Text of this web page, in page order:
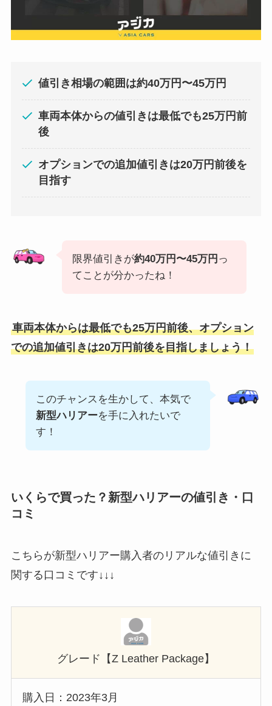
値引き相場の範囲は約40万円〜45万円
車両本体からの値引きは最低でも25万円前
後
オプションでの追加値引きは20万円前後を
目指す
限界値引きが約40万円〜45万円 っ
てことが分かったね！
車両本体からは最低でも25万円前後、オプション
での追加値引きは20万円前後を目指しましょう！
このチャンスを生かして、本気で
新型ハリアーを手に入れたいで
す！
いくらで買った？新型ハリアーの値引き・口
コミ
こちらが新型ハリアー購入者のリアルな値引きに
関する口コミです↓↓↓
グレード【Z Leather Package】
購入日：2023年3月